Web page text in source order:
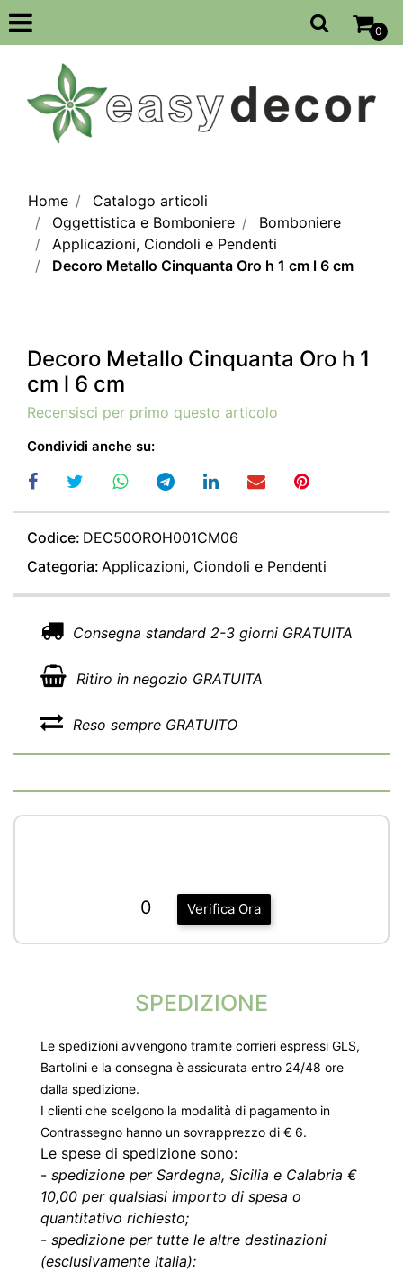
Open
0
Home
Catalogo articoli
Oggettistica e Bomboniere
Bomboniere
Applicazioni, Ciondoli e Pendenti
Decoro Metallo Cinquanta Oro h 1 cm l 6 cm
Decoro Metallo Cinquanta Oro h 1
cm l 6 cm
Recensisci per primo questo articolo
Condividi anche su:
Codice: DEC50OROH001CM06
Categoria: Applicazioni, Ciondoli e Pendenti
Consegna standard 2-3 giorni GRATUITA
Ritiro in negozio GRATUITA
Reso sempre GRATUITO
Verifica Ora
0
SPEDIZIONE
Le spedizioni avvengono tramite corrieri espressi GLS,
Bartolini e la consegna è assicurata entro 24/48 ore
dalla spedizione.
I clienti che scelgono la modalità di pagamento in
Contrassegno hanno un sovrapprezzo di € 6.
Le spese di spedizione sono:
- spedizione per Sardegna, Sicilia e Calabria €
10,00 per qualsiasi importo di spesa o
quantitativo richiesto;
- spedizione per tutte le altre destinazioni
(esclusivamente Italia):